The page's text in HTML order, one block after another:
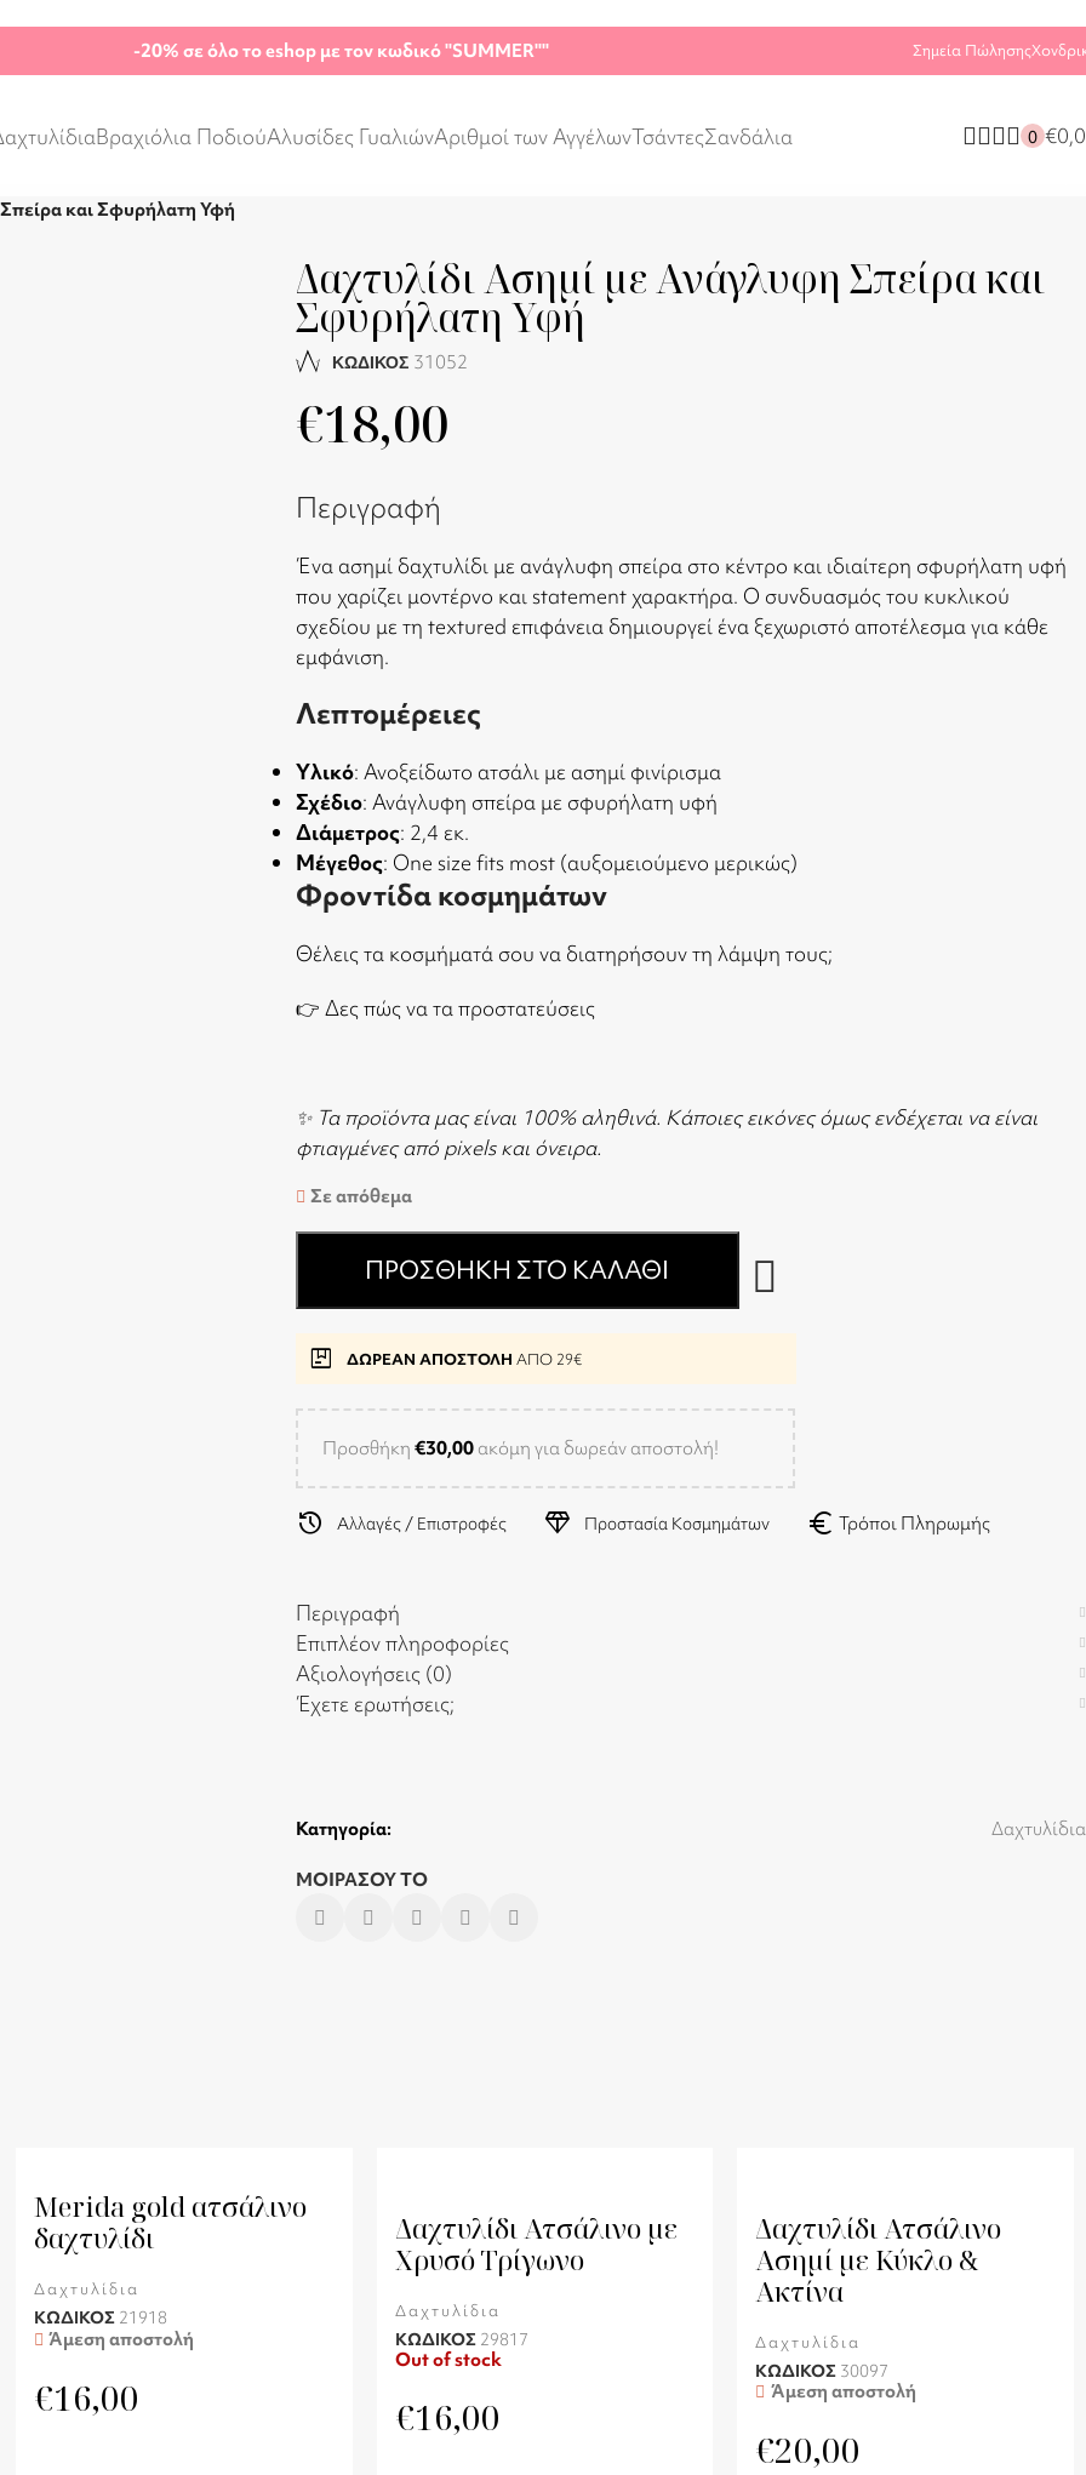
-20% σε όλο το eshop με τον κωδικό "SUMMER"" Σημεία Πώλησης
Βραχιόλια ΠοδιούΑλυσίδες ΓυαλιώνΑριθμοί των ΑγγέλωνΤσάντεςΣανδάλια 0 €
και Σφυρήλατη Υφή
Δαχτυλίδι Ασημί με Ανάγλυφη Σπείρα και
Σφυρήλατη Υφή
ΚΩΔΙΚΟΣ 31052
€18,00
Περιγραφή
Ένα ασημί δαχτυλίδι με ανάγλυφη σπείρα στο κέντρο και ιδιαίτερη σφυρήλατη υφή
που χαρίζει μοντέρνο και statement χαρακτήρα. Ο συνδυασμός του κυκλικού
σχεδίου με τη textured επιφάνεια δημιουργεί ένα ξεχωριστό αποτέλεσμα για κάθε
εμφάνιση.
Λεπτομέρειες
Υλικό: Ανοξείδωτο ατσάλι με ασημί φινίρισμα
Σχέδιο: Ανάγλυφη σπείρα με σφυρήλατη υφή
Διάμετρος: 2,4 εκ.
Μέγεθος: One size fits most (αυξομειούμενο μερικώς)
Φροντίδα κοσμημάτων
Θέλεις τα κοσμήματά σου να διατηρήσουν τη λάμψη τους;
👉 Δες πώς να τα προστατεύσεις
✨ Τα προϊόντα μας είναι 100% αληθινά. Κάποιες εικόνες όμως ενδέχεται να είναι
φτιαγμένες από pixels και όνειρα.
Σε απόθεμα
ΠΡΟΣΘΉΚΗ ΣΤΟ ΚΑΛΆΘΙ
package ΔΩΡΕΑΝ ΑΠΟΣΤΟΛΗ ΑΠΟ 29€
Προσθήκη €30,00 ακόμη για δωρεάν αποστολή!
history Αλλαγές / Επιστροφές diamond Προστασία Κοσμημάτων euro Τρόποι Πληρωμής
Περιγραφή
Επιπλέον πληροφορίες
Αξιολογήσεις (0)
Έχετε ερωτήσεις;
Κατηγορία: Δαχτυλίδια
ΜΟΙΡΑΣΟΥ ΤΟ
Merida gold ατσάλινο
δαχτυλίδι
Δαχτυλίδια
ΚΩΔΙΚΟΣ 21918
Άμεση αποστολή
€16,00
Δαχτυλίδι Ατσάλινο με
Χρυσό Τρίγωνο
Δαχτυλίδια
ΚΩΔΙΚΟΣ 29817
Out of stock
€16,00
Δαχτυλίδι Ατσάλινο
Ασημί με Κύκλο &
Ακτίνα
Δαχτυλίδια
ΚΩΔΙΚΟΣ 30097
Άμεση αποστολή
€20,00